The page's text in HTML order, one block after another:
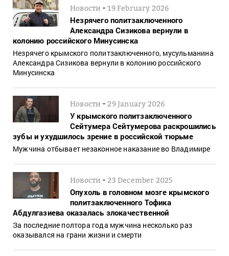
Новости -19 February 2026
Незрячего политзаключенного
Александра Сизикова вернули в
колонию российского Минусинска
Незрячего крымского политзаключенного, мусульманина
Александра Сизикова вернули в колонию российского
Минусинска
Новости -29 January 2026
У крымского политзаключенного
Сейтумера Сейтумерова раскрошились
зубы и ухудшилось зрение в российской тюрьме
Мужчина отбывает незаконное наказание во Владимире
Новости -23 December 2025
Опухоль в головном мозге крымского
политзаключенного Тофика
Абдулгазиева оказалась злокачественной
За последние полтора года мужчина несколько раз
оказывался на грани жизни и смерти